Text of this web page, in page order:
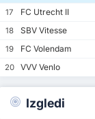
17
FC Utrecht II
18
SBV Vitesse
19
FC Volendam
20
VVV Venlo
Izgledi